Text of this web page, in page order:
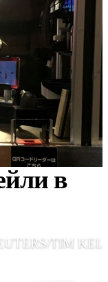
в
TIM